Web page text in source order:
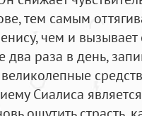
тем самым
чем и
два раза в день,
Сиалиса